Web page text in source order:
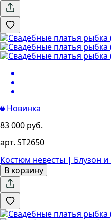
Новинка
83 000 руб.
арт. ST2650
Костюм невесты | Блузон и
В корзину